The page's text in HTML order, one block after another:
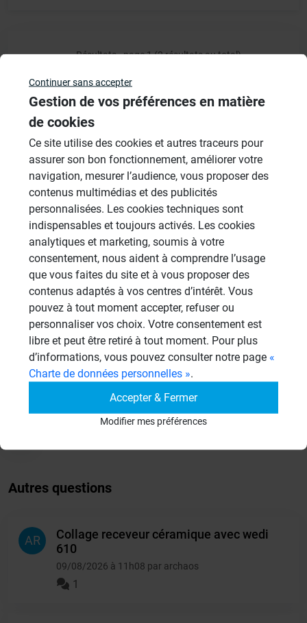
Résultats - page 1 (2 résultats au total)
Veuillez vousconnecter
Sujets
Douches à l'Italienne
1485 Sujets
Cabines de hammam
26 Sujets
Systèmes de panneaux à carreler
1206 Sujets
21 Sujets
Revêtement Finition
Autres questions
AR
Collage receveur céramique avec wedi
610
09/08/2026 à 11h08 par archaos
1
Continuer sans accepter
Gestion de vos préférences en matière
de cookies
Ce site utilise des cookies et autres traceurs pour
assurer son bon fonctionnement, améliorer votre
navigation, mesurer l’audience, vous proposer des
contenus multimédias et des publicités
personnalisées. Les cookies techniques sont
indispensables et toujours activés. Les cookies
analytiques et marketing, soumis à votre
consentement, nous aident à comprendre l’usage
que vous faites du site et à vous proposer des
contenus adaptés à vos centres d’intérêt. Vous
pouvez à tout moment accepter, refuser ou
personnaliser vos choix. Votre consentement est
libre et peut être retiré à tout moment. Pour plus
d’informations, vous pouvez consulter notre page «
Charte de données personnelles ».
Accepter & Fermer
Modifier mes préférences